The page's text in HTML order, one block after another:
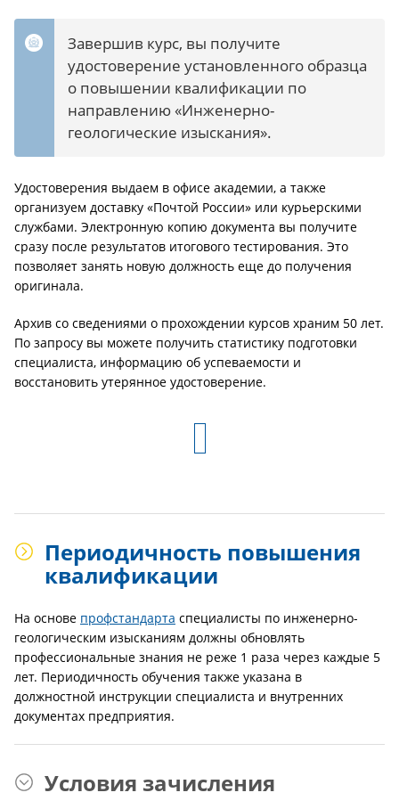
Завершив курс, вы получите
удостоверение установленного образца
о повышении квалификации по
направлению «Инженерно-
геологические изыскания».
Удостоверения выдаем в офисе академии, а также
организуем доставку «Почтой России» или курьерскими
службами. Электронную копию документа вы получите
сразу после результатов итогового тестирования. Это
позволяет занять новую должность еще до получения
оригинала.
Архив со сведениями о прохождении курсов храним 50 лет.
По запросу вы можете получить статистику подготовки
специалиста, информацию об успеваемости и
восстановить утерянное удостоверение.
Периодичность повышения
квалификации
На основе профстандарта специалисты по инженерно-
геологическим изысканиям должны обновлять
профессиональные знания не реже 1 раза через каждые 5
лет. Периодичность обучения также указана в
должностной инструкции специалиста и внутренних
документах предприятия.
Условия зачисления